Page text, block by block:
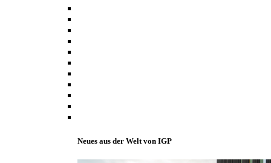
Neues aus der Welt von IGP